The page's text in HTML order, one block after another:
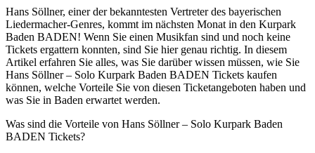
Hans Söllner, einer der bekanntesten Vertreter des bayerischen
Liedermacher-Genres, kommt im nächsten Monat in den Kurpark
Baden BADEN! Wenn Sie einen Musikfan sind und noch keine
Tickets ergattern konnten, sind Sie hier genau richtig. In diesem
Artikel erfahren Sie alles, was Sie darüber wissen müssen, wie Sie
Hans Söllner – Solo Kurpark Baden BADEN Tickets kaufen
können, welche Vorteile Sie von diesen Ticketangeboten haben und
was Sie in Baden erwartet werden.
Was sind die Vorteile von Hans Söllner – Solo Kurpark Baden
BADEN Tickets?